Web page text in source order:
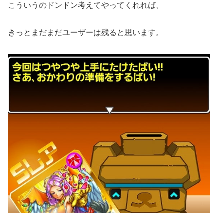
こういうのドンドン考えてやってくれれば、
きっとまだまだユーザーは残ると思います。